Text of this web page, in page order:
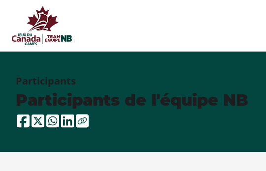
Participants
Participants de l'équipe NB